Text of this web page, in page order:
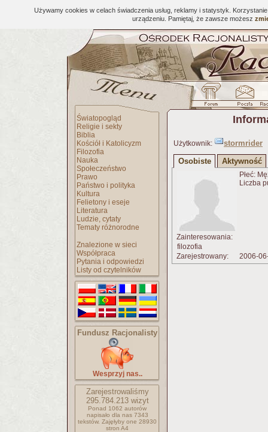
Używamy cookies w celach świadczenia usług, reklamy i statystyk.
urządzeniu. Pamiętaj, że zawsze możesz
Światopogląd
Religie i sekty
Biblia
Kościół i Katolicyzm
Filozofia
Nauka
Społeczeństwo
Prawo
Państwo i polityka
Kultura
Felietony i eseje
Literatura
Ludzie, cytaty
Tematy różnorodne
Znalezione w sieci
Współpraca
Pytania i odpowiedzi
Listy od czytelników
Fundusz Racjonalisty
Wesprzyj nas..
Zarejestrowaliśmy
295.784.213wizyt
Ponad 1062 autorów
napisało dla nas 7343
tekstów. Zajęłyby one 28930
stron A4
Użytkownik:
stormrider
Osobiste
Aktywność
Płeć:
Liczba
Zainteresowania:
filozofia
Zarejestrowany:
2006-